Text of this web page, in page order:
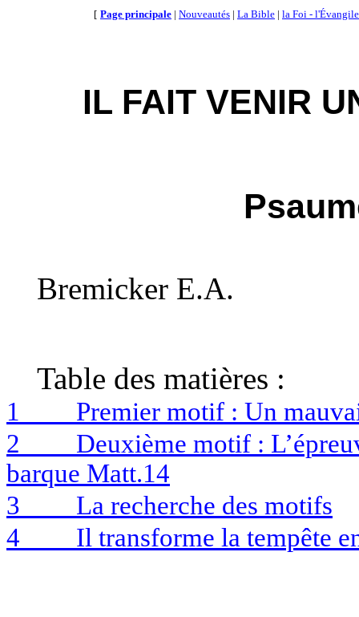
[ Page principale | Nouveautés | La Bible | la Foi - l'Évangile
IL FAIT VENIR
Bremicker E.A.
Table des matières :
1
Premier motif : Un
2
Deuxième motif :
barque Matt.14
3
La recherche des motifs
4
Il transforme la tempête